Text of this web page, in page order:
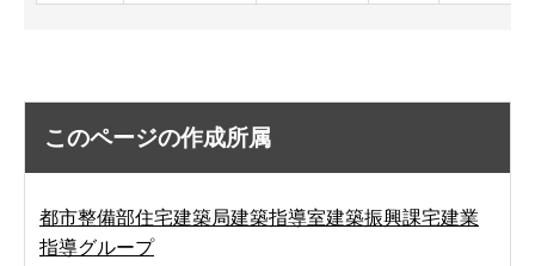
このページの作成所属
都市整備部住宅建築局建築指導室建築振興課宅建業
指導グループ